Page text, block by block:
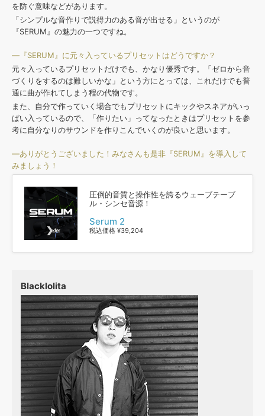
を防ぐ意味などがあります。
「シンプルな音作りで説得力のある音が出せる」というのが
『SERUM』の魅力の一つですね。
—『SERUM』に元々入っているプリセットはどうですか？
元々入っているプリセットだけでも、かなり優秀です。「ゼロから音
づくりをするのは難しいかな」という方にとっては、これだけでも普
通に曲が作れてしまう程の代物です。
また、自分で作っていく場合でもプリセットにキックやスネアがいっ
ぱい入っているので、「作りたい」ってなったときはプリセットを参
考に自分なりのサウンドを作りこんでいくのが良いと思います。
—ありがとうございました！みなさんも是非『SERUM』を導入して
みましょう！
圧倒的音質と操作性を誇るウェーブテーブ
ル・シンセ音源！
Serum 2
税込価格 ¥39,204
Blacklolita